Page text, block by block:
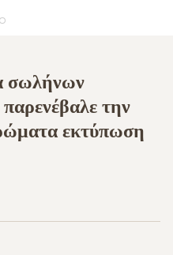
σωλήνων
την
εκτύπωση